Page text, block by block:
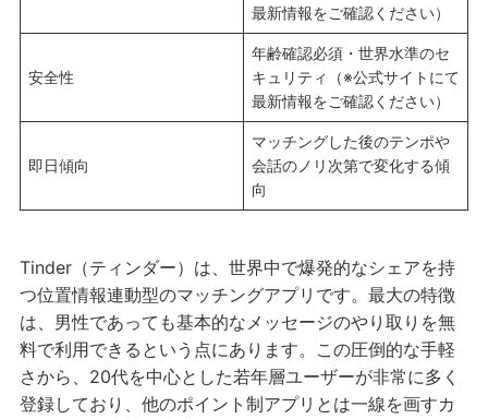
最新情報をご確認ください）
安全性
年齢確認必須・世界水準のセ
キュリティ（※公式サイトにて
最新情報をご確認ください）
即日傾向
マッチングした後のテンポや
会話のノリ次第で変化する傾
向
Tinder（ティンダー）は、世界中で爆発的なシェアを持
つ位置情報連動型のマッチングアプリです。最大の特徴
は、男性であっても基本的なメッセージのやり取りを無
料で利用できるという点にあります。この圧倒的な手軽
さから、20代を中心とした若年層ユーザーが非常に多く
登録しており、他のポイント制アプリとは一線を画すカ